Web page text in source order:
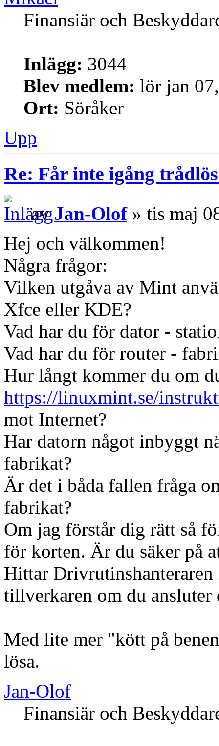
Finansiär och
Inlägg: 3044
Blev medlem: lör jan
Ort: Söråker
Upp
Re: Får inte igång
avJan-Olof» tis maj
Hej och välkommen!
Några frågor:
Vilken utgåva av Mint
Xfce eller KDE?
Vad har du för dator -
Vad har du för router -
Hur långt kommer du om
https://linuxmint.se/
mot Internet?
Har datorn något inbyggt
fabrikat?
Är det i båda fallen fråga
fabrikat?
Om jag förstår dig rätt så
för korten. Är du säker på
Hittar
tillverkaren om du ansluter
Med lite mer "kött på
lösa.
Jan-Olof
Finansiär och